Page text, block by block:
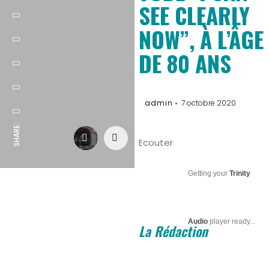
SHARE:
SEE CLEARLY
NOW”, À L’ÂGE
DE 80 ANS
admin 7 octobre 2020
Ecouter
Getting your Trinity
Audioplayer ready...
La Rédaction